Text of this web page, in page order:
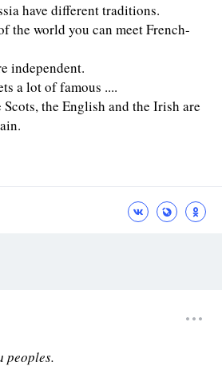
have different traditions.
world you can meet French-
lot of famous ....
the English and the Irish are
peoples.